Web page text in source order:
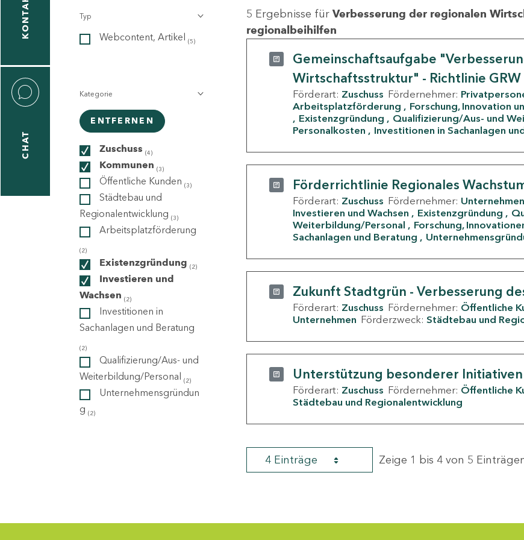
KONTAKT
CHAT
Typ
Webcontent, Artikel (5)
Kategorie
ENTFERNEN
Zuschuss (4)
Kommunen (3)
Öffentliche Kunden (3)
Städtebau und
Regionalentwicklung (3)
Arbeitsplatzförderung
(2)
Existenzgründung (2)
Investieren und
Wachsen (2)
Investitionen in
Sachanlagen und Beratung
(2)
Qualifizierung/Aus- und
Weiterbildung/Personal (2)
Unternehmensgründun
g (2)
5 Ergebnisse für Verbesserung der regionalen
regionalbeihilfen
Gemeinschaftsaufgabe
Wirtschaftsstruktur" - Richtlinie GRW
Förderart: Zuschuss Fördernehmer:
Arbeitsplatzförderung
Forschung, Innovation
Existenzgründung
Qualifizierung/Aus- und
Personalkosten
Investitionen in Sachanlagen
Förderrichtlinie Regionales
Förderart: Zuschuss Fördernehmer: Unternehmen
Investieren und Wachsen
Existenzgründung
Weiterbildung/Personal
Forschung,
Sachanlagen und Beratung
Zukunft Stadtgrün - Verbesserung
Förderart: Zuschuss Fördernehmer: Öffentliche
Unternehmen Förderzweck: Städtebau und
Unterstützung besonderer
Förderart: Zuschuss Fördernehmer: Öffentliche
Städtebau und Regionalentwicklung
4 Einträge Zeige 1 bis 4 von 5